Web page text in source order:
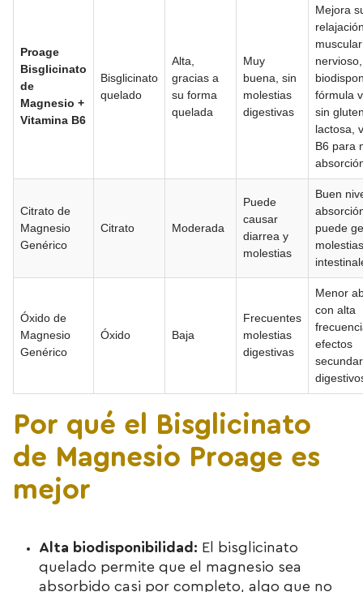
Proage
Bisglicinato
de
Magnesio +
Vitamina B6
Bisglicinato
quelado
Alta,
gracias a
su forma
quelada
Muy
buena, sin
molestias
digestivas
Mejora
fórmula
sin
lactosa,
B6 para
Citrato de
Magnesio
Genérico
Citrato Moderada
Puede
causar
diarrea y
molestias
Buen
puede
molestias
Óxido de
Magnesio
Genérico
Óxido Baja
Frecuentes
molestias
digestivas
Menor
con alta
efectos
Por qué el Bisglicinato
de Magnesio Proage es
mejor
Alta biodisponibilidad: El bisglicinato
quelado permite que el magnesio sea
absorbido casi por completo, algo que no